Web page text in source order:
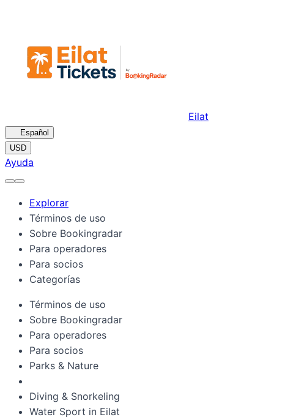
Eilat
Español
USD
Ayuda
Explorar
Términos de uso
Sobre Bookingradar
Para operadores
Para socios
Categorías
Términos de uso
Sobre Bookingradar
Para operadores
Para socios
Parks & Nature
Diving & Snorkeling
Water Sport in Eilat